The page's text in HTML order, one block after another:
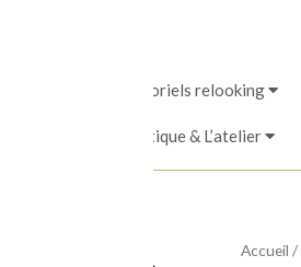
Stages, Ateliers & Tutoriels relooking
La Boutique & L’atelier
Accueil /